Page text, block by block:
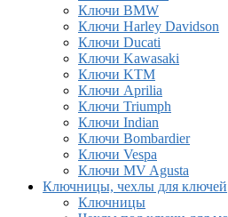
Ключи BMW
Ключи Harley Davidson
Ключи Ducati
Ключи Kawasaki
Ключи KTM
Ключи Aprilia
Ключи Triumph
Ключи Indian
Ключи Bombardier
Ключи Vespa
Ключи MV Agusta
Ключницы, чехлы для ключей
Ключницы